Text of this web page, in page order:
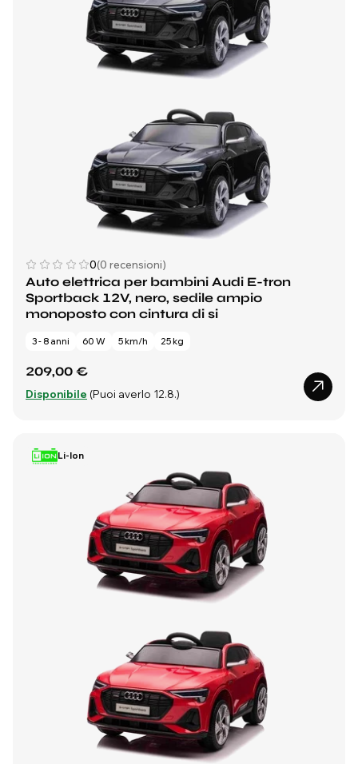
0(0 recensioni)
Auto elettrica per bambini Audi E-tron
Sportback 12V, nero, sedile ampio
monoposto con cintura di si
3 - 8 anni 60 W 5 km/h 25 kg
209,00 €
Disponibile (Puoi averlo 12.8.)
Li-Ion